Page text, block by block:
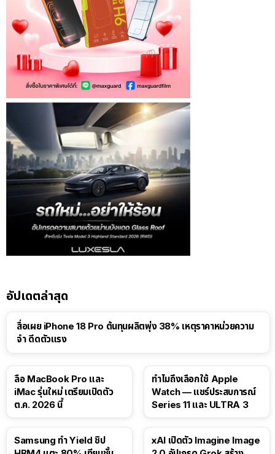
อัปเดตล่าสุด
สื่อเผย iPhone 18 Pro ต้นทุนผลิตพุ่ง 38% เหตุราคาหน่วยความ
จำ ดีดตัวแรง
ลือ MacBook Pro และ
iMac รุ่นใหม่ เตรียมเปิดตัว
ต.ค. 2026 นี้
ทำไมถึงเลือกใช้ Apple
Watch — แชร์ประสบการณ์
Series 11 และ ULTRA 3
Samsung ทำ Yield ชิป
xAI เปิดตัว Imagine Image